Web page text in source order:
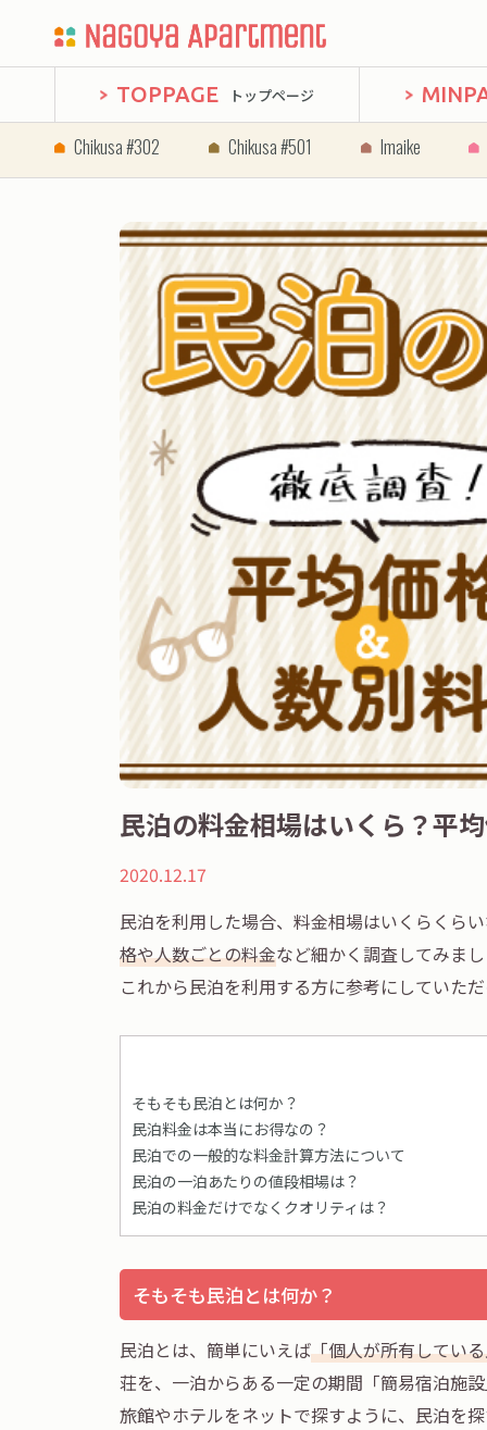
TOPPAGE トップページ
Chikusa #302 Chikusa #501 Imaike
民泊の料金相場はいくら？平
2020.12.17
民泊を利用した場合、料金相場はいくらくら
格や人数ごとの料金など細かく調査してみま
これから民泊を利用する方に参考にしていた
そもそも民泊とは何か？
民泊料金は本当にお得なの？
民泊での一般的な料金計算方法について
民泊の一泊あたりの値段相場は？
民泊の料金だけでなくクオリティは？
そもそも民泊とは何か？
民泊とは、簡単にいえば「個人が所有してい
荘を、一泊からある一定の期間「簡易宿泊施
旅館やホテルをネットで探すように、民泊を